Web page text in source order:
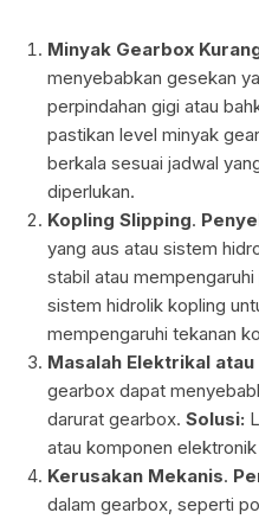
Minyak Gearbox
menyebabkan gesekan
perpindahan gigi atau
pastikan level minyak
berkala sesuai jadwal
diperlukan.
Kopling Slipping.
yang aus atau sistem
stabil atau
sistem hidrolik kopling
mempengaruhi tekanan
Masalah Elektrikal
gearbox dapat
darurat gearbox. Solusi:
atau komponen
Kerusakan Mekanis.
dalam gearbox, seperti